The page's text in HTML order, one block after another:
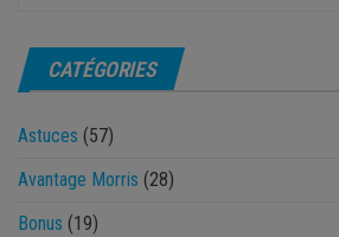
CATÉGORIES
Astuces (57)
Avantage Morris (28)
Bonus (19)